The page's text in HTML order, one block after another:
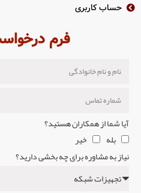
حساب کاربری
فرم
آیا شما از همکاران هستید؟
بله
خیر
نیاز به مشاوره برای چه بخشی دارید؟